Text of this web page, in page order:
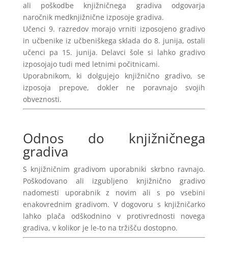
ali poškodbe knjižničnega gradiva odgovarja
naročnik medknjižnične izposoje gradiva.
Učenci 9. razredov morajo vrniti izposojeno gradivo
in učbenike iz učbeniškega sklada do 8. junija, ostali
učenci pa 15. junija. Delavci šole si lahko gradivo
izposojajo tudi med letnimi počitnicami.
Uporabnikom, ki dolgujejo knjižnično gradivo, se
izposoja prepove, dokler ne poravnajo svojih
obveznosti.
Odnos do knjižničnega
gradiva
S knjižničnim gradivom uporabniki skrbno ravnajo.
Poškodovano ali izgubljeno knjižnično gradivo
nadomesti uporabnik z novim ali s po vsebini
enakovrednim gradivom. V dogovoru s knjižničarko
lahko plača odškodnino v protivrednosti novega
gradiva, v kolikor je le-to na tržišču dostopno.